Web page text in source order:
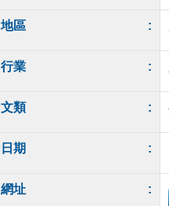
地區 :
行業 :
文類 :
日期 :
網址 :